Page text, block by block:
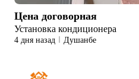
Цена договорная
Установка кондиционера
4 дня назад Душанбе